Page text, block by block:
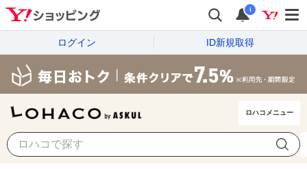
i
ログイン ID新規取得
ロハコメニュー